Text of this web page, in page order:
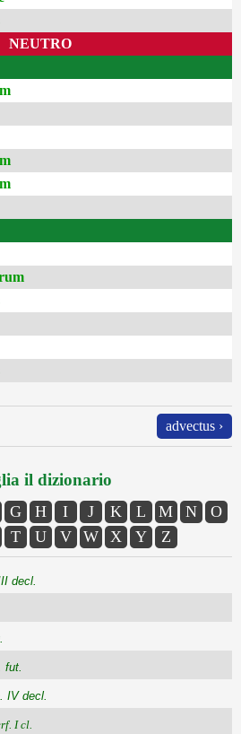
NEUTRO
advectus ›
il dizionario
G H I J K L M N
O
T U V W X Y Z
decl.
fut.
IV decl.
I cl.